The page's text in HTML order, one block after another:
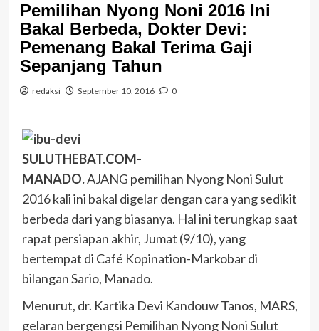
Pemilihan Nyong Noni 2016 Ini
Bakal Berbeda, Dokter Devi:
Pemenang Bakal Terima Gaji
Sepanjang Tahun
redaksi September 10, 2016 0
SULUTHEBAT.COM-
MANADO.AJANG pemilihan Nyong Noni Sulut
2016 kali ini bakal digelar dengan cara yang sedikit
berbeda dari yang biasanya. Hal ini terungkap saat
rapat persiapan akhir, Jumat (9/10), yang
bertempat di Café Kopination-Markobar di
bilangan Sario, Manado.
Menurut, dr. Kartika Devi Kandouw Tanos, MARS,
gelaran bergengsi Pemilihan Nyong Noni Sulut